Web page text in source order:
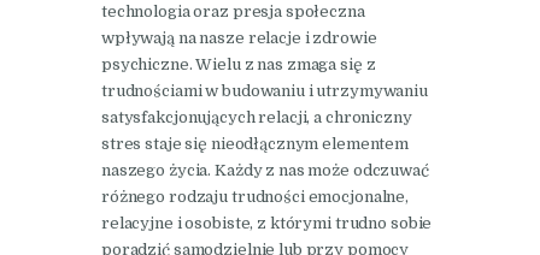
technologia oraz presja społeczna
wpływają na nasze relacje i zdrowie
psychiczne. Wielu z nas zmaga się z
trudnościami w budowaniu i utrzymywaniu
satysfakcjonujących relacji, a chroniczny
stres staje się nieodłącznym elementem
naszego życia. Każdy z nas może odczuwać
różnego rodzaju trudności emocjonalne,
relacyjne i osobiste, z którymi trudno sobie
poradzić samodzielnie lub przy pomocy